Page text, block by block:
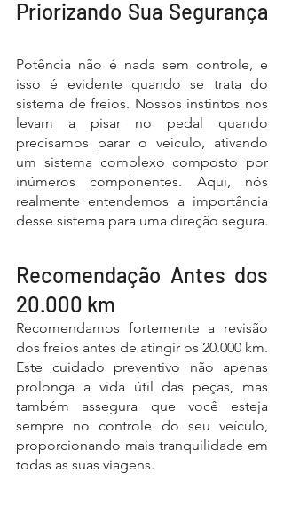
Potência não é nada sem controle, e
isso é evidente quando se trata do
sistema de freios. Nossos instintos nos
levam a pisar no pedal quando
precisamos parar o veículo, ativando
um sistema complexo composto por
inúmeros componentes. Aqui, nós
realmente entendemos a importância
desse sistema para uma direção segura.
Recomendação Antes dos
20.000 km
Recomendamos fortemente a revisão
dos freios antes de atingir os 20.000 km.
Este cuidado preventivo não apenas
prolonga a vida útil das peças, mas
também assegura que você esteja
sempre no controle do seu veículo,
proporcionando mais tranquilidade em
todas as suas viagens.